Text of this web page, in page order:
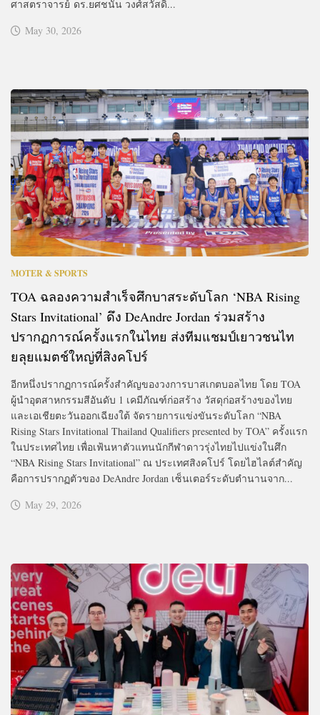
ศาสตราจารย์ ดร.ยศชนัน วงศ์สวัสดิ์...
May 30, 2026
MOTER & SPORTS
TOA ฉลองความสำเร็จศึกบาสระดับโลก ‘NBA Rising
Stars Invitational’ ดึง DeAndre Jordan ร่วมสร้าง
ปรากฏการณ์ครั้งแรกในไทย ส่งทีมแชมป์เยาวชนไท
ยลุยแมตช์ใหญ่ที่สิงคโปร์
อีกหนึ่งปรากฏการณ์ครั้งสำคัญของวงการบาสเกตบอลไทย โดย TOA
ผู้นำอุตสาหกรรมสีอันดับ 1 เคมีภัณฑ์ก่อสร้าง วัสดุก่อสร้างของไทย
และเอเชียตะวันออกเฉียงใต้ จัดรายการแข่งขันระดับโลก “NBA
Rising Stars Invitational Thailand Qualifiers presented by TOA” ครั้งแรก
ในประเทศไทย เพื่อเฟ้นหาตัวแทนนักกีฬาดาวรุ่งไทยไปแข่งในศึก
“NBA Rising Stars Invitational” ณ ประเทศสิงคโปร์ โดยไฮไลต์สำคัญ
คือการปรากฏตัวของ DeAndre Jordan เซ็นเตอร์ระดับตำนานจาก...
May 29, 2026